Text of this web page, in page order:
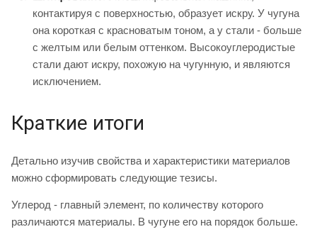
контактируя с поверхностью, образует искру. У чугуна
она короткая с красноватым тоном, а у стали - больше
с желтым или белым оттенком. Высокоуглеродистые
стали дают искру, похожую на чугунную, и являются
исключением.
Краткие итоги
Детально изучив свойства и характеристики материалов
можно сформировать следующие тезисы.
Углерод - главный элемент, по количеству которого
различаются материалы. В чугуне его на порядок больше.